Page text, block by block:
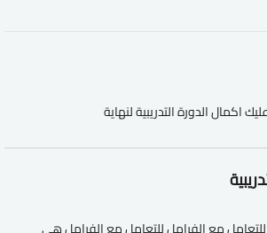
اكمال الدورة التدريبية لنهاية